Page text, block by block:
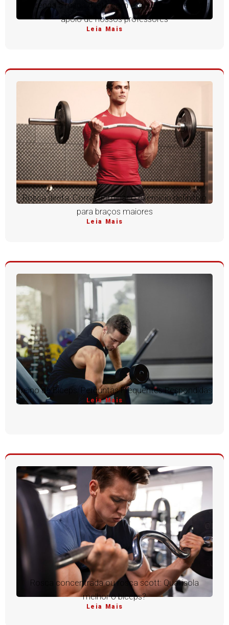
Aprenda a rosca direta com execução perfeita e
apoio de nossos professores
Leia Mais
Rosca direta: Como dominar o exercício definitivo
para braços maiores
Leia Mais
Treino de Bíceps: Perguntas Frequentes Respondidas
Leia Mais
Rosca concentrada ou rosca scott: Qual isola
melhor o bíceps?
Leia Mais